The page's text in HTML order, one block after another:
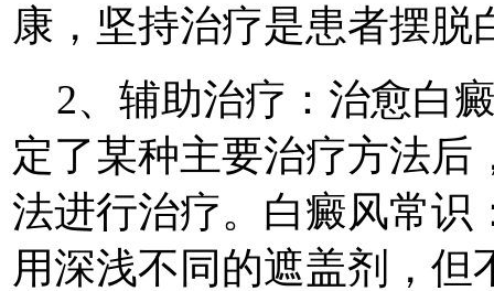
康，坚持治疗是患者摆脱
2、辅助治疗：治愈白
定了某种主要治疗方法
法进行治疗。白癜风常识
用深浅不同的遮盖剂，